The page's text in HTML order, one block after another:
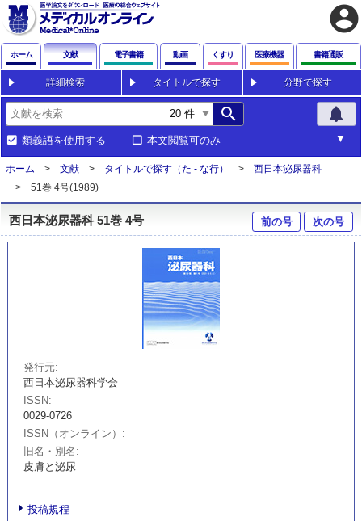
account_circle
ホーム 文献 電子書籍 動画 くすり 医療機器 書籍通販
詳細検索 タイトルで探す 分野で探す
search notifications
類義語を使用する 本文閲覧可のみ
ホーム 文献 タイトルで探す（た - な行）
西日本泌尿器科
51巻 4号(1989)
西日本泌尿器科 51巻 4号 前の号 次の号
発行元
西日本泌尿器科学会
ISSN
0029-0726
ISSN（オンライン）
旧名・別名
皮膚と泌尿
投稿規程